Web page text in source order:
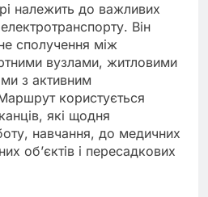
належить до важливих
Він
сполучення між
вузлами, житловими
з активним
користується
які щодня
навчання, до медичних
об’єктів і пересадкових